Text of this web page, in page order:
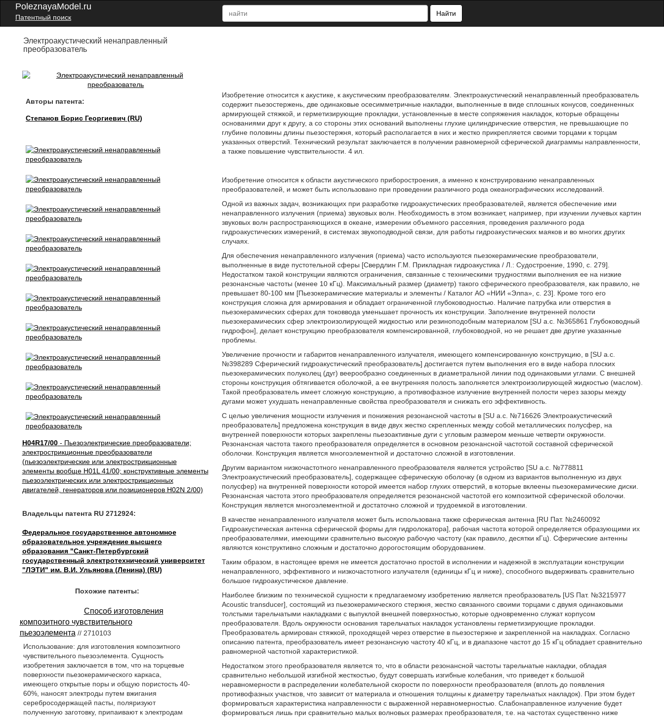
PoleznayaModel.ru
Патентный поиск
Найти
Электроакустический ненаправленный
преобразователь
Авторы патента:
Степанов Борис Георгиевич (RU)
H04R17/00- Пьезоэлектрические преобразователи;
электрострикционные преобразователи
(пьезоэлектрические или электрострикционные
элементы вообще H01L 41/00; конструктивные элементы
пьезоэлектрических или электрострикционных
двигателей, генераторов или позиционеров H02N 2/00)
Владельцы патента RU 2712924:
Федеральное государственное автономное
образовательное учреждение высшего
образования "Санкт-Петербургский
государственный электротехнический университет
"ЛЭТИ" им. В.И. Ульянова (Ленина) (RU)
Изобретение относится к акустике, к акустическим преобразователям. Электроакустический ненаправленный преобразователь
содержит пьезостержень, две одинаковые осесимметричные накладки, выполненные в виде сплошных конусов, соединенных
армирующей стяжкой, и герметизирующие прокладки, установленные в месте сопряжения накладок, которые обращены
основаниями друг к другу, а со стороны этих оснований выполнены глухие цилиндрические отверстия, не превышающие по
глубине половины длины пьезостержня, который располагается в них и жестко прикрепляется своими торцами к торцам
указанных отверстий. Технический результат заключается в получении равномерной сферической диаграммы направленности,
а также повышение чувствительности. 4 ил.
Изобретение относится к области акустического приборостроения, а именно к конструированию ненаправленных
преобразователей, и может быть использовано при проведении различного рода океанографических исследований.
Одной из важных задач, возникающих при разработке гидроакустических преобразователей, является обеспечение ими
ненаправленного излучения (приема) звуковых волн. Необходимость в этом возникает, например, при изучении лучевых картин
звуковых волн распространяющихся в океане, измерении объемного рассеяния, проведения различного рода
гидроакустических измерений, в системах звукоподводной связи, для работы гидроакустических маяков и во многих других
случаях.
Для обеспечения ненаправленного излучения (приема) часто используются пьезокерамические преобразователи,
выполненные в виде пустотельной сферы [Свердлин Г.М. Прикладная гидроакустика / Л.: Судостроение, 1990, с. 279].
Недостатком такой конструкции являются ограничения, связанные с техническими трудностями выполнения ее на низкие
резонансные частоты (менее 10 кГц). Максимальный размер (диаметр) такого сферического преобразователя, как правило, не
превышает 80-100 мм [Пьезокерамические материалы и элементы / Каталог АО «НИИ «Элпа», с. 23]. Кроме того его
конструкция сложна для армирования и обладает ограниченной глубоководностью. Наличие патрубка или отверстия в
пьезокерамических сферах для токоввода уменьшает прочность их конструкции. Заполнение внутренней полости
пьезокерамических сфер электроизолирующей жидкостью или резиноподобным материалом [SU а.с. №365861 Глубоководный
гидрофон], делает конструкцию преобразователя компенсированной, глубоководной, но не решает две другие указанные
проблемы.
Увеличение прочности и габаритов ненаправленного излучателя, имеющего компенсированную конструкцию, в [SU а.с.
№398289 Сферический гидроакустический преобразователь] достигается путем выполнения его в виде набора плоских
пьезокерамических полуколец (дуг) веерообразно соединенных в диаметральной линии под одинаковыми углами. С внешней
стороны конструкция обтягивается оболочкой, а ее внутренняя полость заполняется электроизолирующей жидкостью (маслом).
Такой преобразователь имеет сложную конструкцию, а противофазное излучение внутренней полости через зазоры между
дугами может ухудшать ненаправленные свойства преобразователя и снижать его эффективность.
С целью увеличения мощности излучения и понижения резонансной частоты в [SU а.с. №716626 Электроакустический
преобразователь] предложена конструкция в виде двух жестко скрепленных между собой металлических полусфер, на
внутренней поверхности которых закреплены пьезоактивные дуги с угловым размером меньше четверти окружности.
Резонансная частота такого преобразователя определяется в основном резонансной частотой составной сферической
оболочки. Конструкция является многоэлементной и достаточно сложной в изготовлении.
Другим вариантом низкочастотного ненаправленного преобразователя является устройство [SU а.с. №778811
Электроакустический преобразователь], содержащее сферическую оболочку (в одном из вариантов выполненную из двух
полусфер) на внутренней поверхности которой имеется набор глухих отверстий, в которые вклеены пьезокерамические диски.
Резонансная частота этого преобразователя определяется резонансной частотой его композитной сферической оболочки.
Конструкция является многоэлементной и достаточно сложной и трудоемкой в изготовлении.
В качестве ненаправленного излучателя может быть использована также сферическая антенна [RU Пат. №2460092
Гидроакустическая антенна сферической формы для гидролокатора], рабочая частота которой определяется образующими их
преобразователями, имеющими сравнительно высокую рабочую частоту (как правило, десятки кГц). Сферические антенны
являются конструктивно сложным и достаточно дорогостоящим оборудованием.
Таким образом, в настоящее время не имеется достаточно простой в исполнении и надежной в эксплуатации конструкции
ненаправленного, эффективного и низкочастотного излучателя (единицы кГц и ниже), способного выдерживать сравнительно
большое гидроакустическое давление.
Наиболее близким по технической сущности к предлагаемому изобретению является преобразователь [US Пат. №3215977
Acoustic transducer], состоящий из пьезокерамического стержня, жестко связанного своими торцами с двумя одинаковыми
толстыми тарельчатыми накладками с выпуклой внешней поверхностью, которые одновременно служат корпусом
преобразователя. Вдоль окружности основания тарельчатых накладок установлены герметизирующие прокладки.
Преобразователь армирован стяжкой, проходящей через отверстие в пьезостержне и закрепленной на накладках. Согласно
описанию патента, преобразователь имеет резонансную частоту 40 кГц, и в диапазоне частот до 15 кГц обладает сравнительно
равномерной частотной характеристикой.
Недостатком этого преобразователя является то, что в области резонансной частоты тарельчатые накладки, обладая
сравнительно небольшой изгибной жесткостью, будут совершать изгибные колебания, что приведет к большой
неравномерности в распределении колебательной скорости по поверхности преобразователя (вплоть до появления
противофазных участков, что зависит от материала и отношения толщины к диаметру тарельчатых накладок). При этом будет
формироваться характеристика направленности с выраженной неравномерностью. Слабонаправленное излучение будет
формироваться лишь при сравнительно малых волновых размерах преобразователя, т.е. на частотах существенно ниже
Похожие патенты:
Способ изготовления
композитного чувствительного
пьезоэлемента // 2710103
Использование: для изготовления композитного
чувствительного пьезоэлемента. Сущность
изобретения заключается в том, что на торцевые
поверхности пьезокерамического каркаса,
имеющего открытые поры и общую пористость 40-
60%, наносят электроды путем вжигания
серебросодержащей пасты, поляризуют
полученную заготовку, припаивают к электродам